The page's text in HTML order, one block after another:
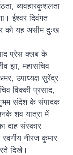
व्यवहारकुशलता
ईश्वर दिवंगत
को यह असीम दुःख
प्रेस क्लब के
झा, महासचिव
उपाध्यक्ष सुरेंद्र
विक्की प्रसाद,
शुभम संदेश के संपादक
शव यात्रा में
दाह संस्कार
नीरज कुमार
दिखे।